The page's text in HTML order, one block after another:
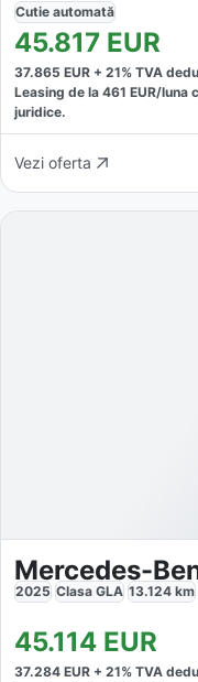
Cutie automată
45.817 EUR
37.865 EUR + 21% TVA
Leasing de la 461 EUR/luna
juridice.
Vezi oferta
Mercedes-
2025 Clasa GLA 13.124 km
45.114 EUR
37.284 EUR + 21% TVA